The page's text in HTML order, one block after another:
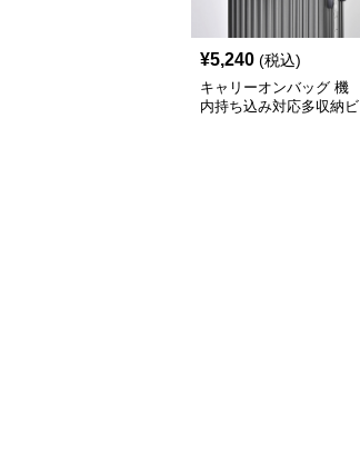
¥5,240 (税込)
キャリーオンバッグ 機
内持ち込み対応多収納ビ